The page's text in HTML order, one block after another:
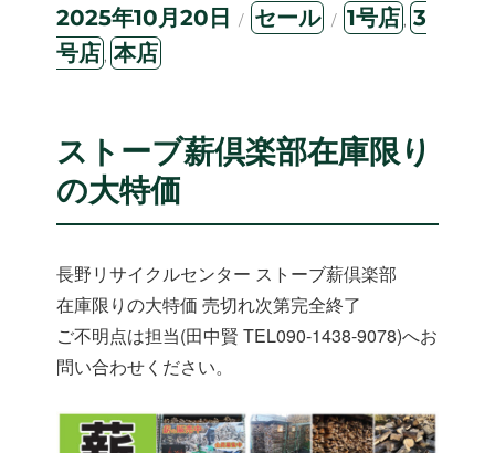
投
稿
日:
2025年10月20日
カ
テ
セール
タ
グ
1号店 , 3
号店 , 本店
ストーブ薪倶楽部在庫限り
の大特価
長野リサイクルセンター ストーブ薪倶楽部
在庫限りの大特価 売切れ次第完全終了
ご不明点は担当(田中賢 TEL090-1438-9078)へお
問い合わせください。